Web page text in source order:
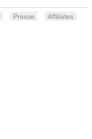
Presse Affiliates